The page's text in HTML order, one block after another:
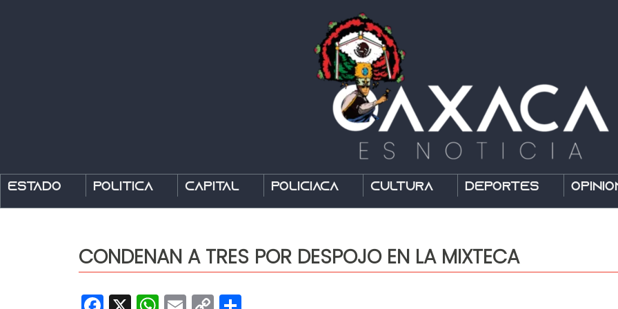
Estado Política Capital Policíaca Cultura Deportes
CONDENAN A TRES POR DESPOJO EN LA MIXTECA